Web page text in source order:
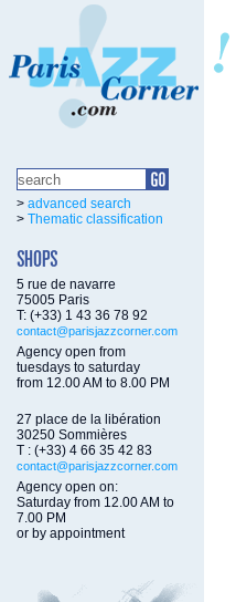
> advanced search
> Thematic classification
5 rue de navarre
75005 Paris
T: (+33) 1 43 36 78 92
contact@parisjazzcorner.com
Agency open from
tuesdays to saturday
from 12.00 AM to 8.00 PM
27 place de la libération
30250 Sommières
T : (+33) 4 66 35 42 83
contact@parisjazzcorner.com
Agency open on:
Saturday from 12.00 AM to
7.00 PM
or by appointment